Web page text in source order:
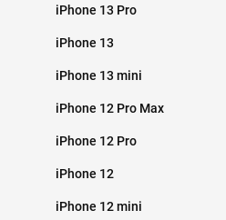
iPhone 13 Pro
iPhone 13
iPhone 13 mini
iPhone 12 Pro Max
iPhone 12 Pro
iPhone 12
iPhone 12 mini